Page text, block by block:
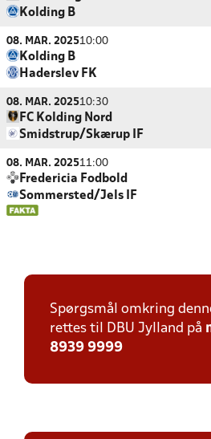
Kolding B
08. MAR. 202510:00
Kolding B
Haderslev FK
08. MAR. 202510:30
FC Kolding Nord
Smidstrup/Skærup IF
08. MAR. 202511:00
Fredericia Fodbold
Sommersted/Jels IF
Spørgsmål omkring
rettes til DBU Jylland på
8939 9999